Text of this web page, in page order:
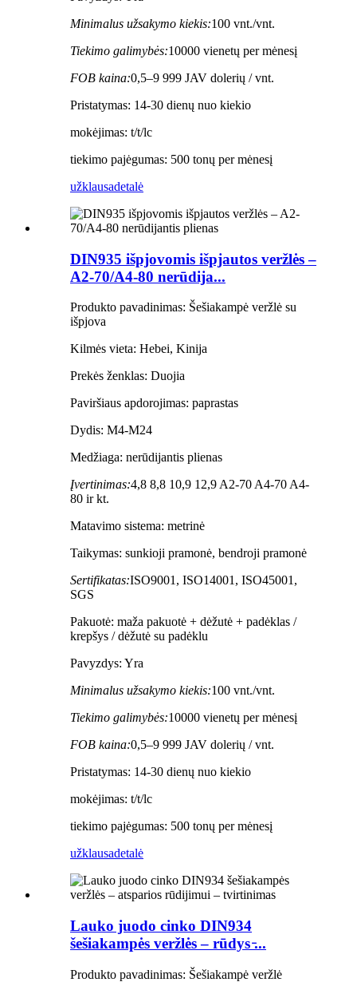
Minimalus užsakymo kiekis:100 vnt./vnt.
Tiekimo galimybės:10000 vienetų per mėnesį
FOB kaina:0,5–9 999 JAV dolerių / vnt.
Pristatymas: 14-30 dienų nuo kiekio
mokėjimas: t/t/lc
tiekimo pajėgumas: 500 tonų per mėnesį
užklausadetalė
DIN935 išpjovomis išpjautos veržlės –
A2-70/A4-80 nerūdija...
Produkto pavadinimas: Šešiakampė veržlė su
išpjova
Kilmės vieta: Hebei, Kinija
Prekės ženklas: Duojia
Paviršiaus apdorojimas: paprastas
Dydis: M4-M24
Medžiaga: nerūdijantis plienas
Įvertinimas:4,8 8,8 10,9 12,9 A2-70 A4-70 A4-
80 ir kt.
Matavimo sistema: metrinė
Taikymas: sunkioji pramonė, bendroji pramonė
Sertifikatas:ISO9001, ISO14001, ISO45001,
SGS
Pakuotė: maža pakuotė + dėžutė + padėklas /
krepšys / dėžutė su padėklu
Pavyzdys: Yra
Minimalus užsakymo kiekis:100 vnt./vnt.
Tiekimo galimybės:10000 vienetų per mėnesį
FOB kaina:0,5–9 999 JAV dolerių / vnt.
Pristatymas: 14-30 dienų nuo kiekio
mokėjimas: t/t/lc
tiekimo pajėgumas: 500 tonų per mėnesį
užklausadetalė
Lauko juodo cinko DIN934
šešiakampės veržlės – rūdys ̵...
Produkto pavadinimas: Šešiakampė veržlė